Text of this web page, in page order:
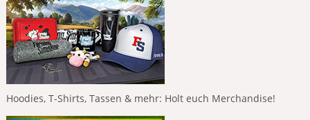
Hoodies, T-Shirts, Tassen & mehr: Holt euch Merchandise!